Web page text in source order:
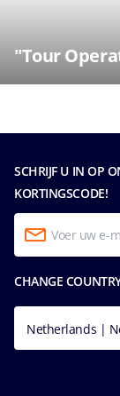
"Tour
SCHRIJF U IN OP
KORTINGSCODE!
CHANGE
Netherlands |